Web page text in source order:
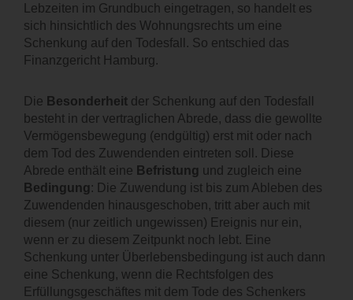
KONTAKT
Lebzeiten im Grundbuch eingetragen, so handelt es
sich hinsichtlich des Wohnungsrechts um eine
Schenkung auf den Todesfall. So entschied das
Finanzgericht Hamburg.
Die Besonderheit der Schenkung auf den Todesfall
besteht in der vertraglichen Abrede, dass die gewollte
Vermögensbewegung (endgültig) erst mit oder nach
dem Tod des Zuwendenden eintreten soll. Diese
Abrede enthält eine Befristung und zugleich eine
Bedingung : Die Zuwendung ist bis zum Ableben des
Zuwendenden hinausgeschoben, tritt aber auch mit
diesem (nur zeitlich ungewissen) Ereignis nur ein,
wenn er zu diesem Zeitpunkt noch lebt. Eine
Schenkung unter Überlebensbedingung ist auch dann
eine Schenkung, wenn die Rechtsfolgen des
Erfüllungsgeschäftes mit dem Tode des Schenkers